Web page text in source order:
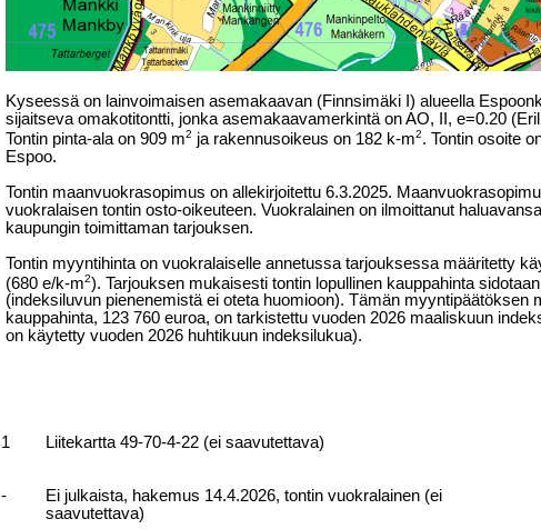
Kyseessä on lainvoimaisen asemakaavan (Finnsimäki I) alueella
sijaitseva omakotitontti, jonka asemakaavamerkintä on AO, II, e=0.20
Tontin pinta-ala on 909 m2 ja rakennusoikeus on 182 k-m2. Tontin osoite
Espoo.
Tontin maanvuokrasopimus on allekirjoitettu 6.3.2025.
vuokralaisen tontin osto-oikeuteen. Vuokralainen on ilmoittanut
kaupungin toimittaman tarjouksen.
Tontin myyntihinta on vuokralaiselle annetussa tarjouksessa määritetty
(680 e/k-m2). Tarjouksen mukaisesti tontin lopullinen kauppahinta
(indeksiluvun pienenemistä ei oteta huomioon). Tämän myyntipäätöksen
kauppahinta, 123 760 euroa, on tarkistettu vuoden 2026 maaliskuun
on käytetty vuoden 2026 huhtikuun indeksilukua).
1
Liitekartta 49-70-4-22 (ei saavutettava)
-
Ei julkaista, hakemus 14.4.2026, tontin vuokralainen (ei
saavutettava)